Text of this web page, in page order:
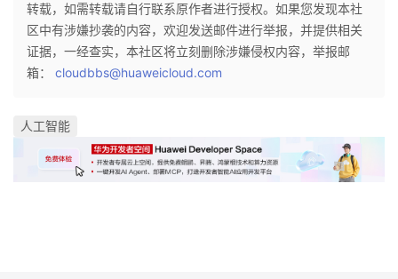
发
者
转载，如需转载请自行联系原作者进行授权。如果您发现本社
区中有涉嫌抄袭的内容，欢迎发送邮件进行举报，并提供相关
证据，一经查实，本社区将立刻删除涉嫌侵权内容，举报邮
箱： cloudbbs@huaweicloud.com
人工智能